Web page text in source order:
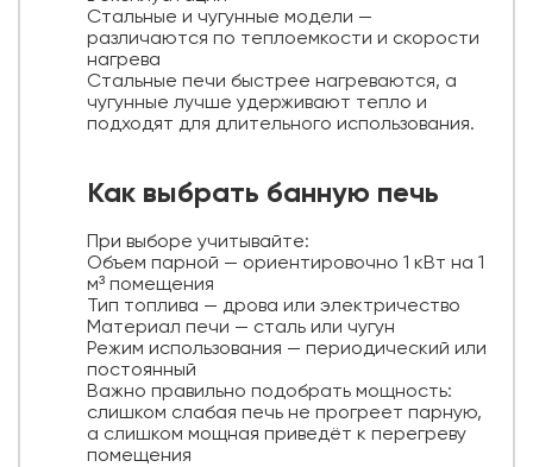
Стальные и чугунные модели —
различаются по теплоемкости и скорости
нагрева
Стальные печи быстрее нагреваются, а
чугунные лучше удерживают тепло и
подходят для длительного использования.
Как выбрать банную печь
При выборе учитывайте:
Объем парной — ориентировочно 1 кВт на 1
м³ помещения
Тип топлива — дрова или электричество
Материал печи — сталь или чугун
Режим использования — периодический или
постоянный
Важно правильно подобрать мощность:
слишком слабая печь не прогреет парную,
а слишком мощная приведёт к перегреву
помещения